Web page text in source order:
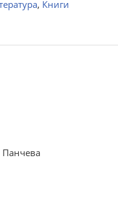
, Книги
Панчева